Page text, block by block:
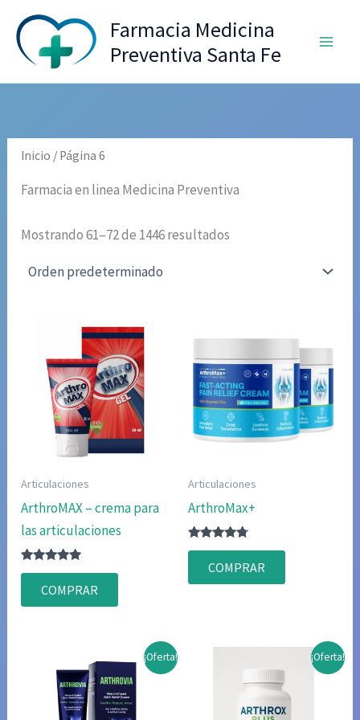
contenido
Farmacia Medicina
Preventiva Santa Fe
Inicio / Página 6
Farmacia en linea Medicina Preventiva
Mostrando 61–72 de 1446 resultados
Articulaciones
ArthroMAX – crema para
las articulaciones
Valorado
4.83
de 5
COMPRAR
Articulaciones
ArthroMax+
Valorado
4.56
de 5
COMPRAR
¡Oferta! ¡Oferta!